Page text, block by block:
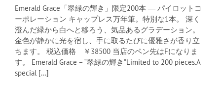
Emerald Grace「翠緑の輝き」限定200本 ― パイロットコ
ーポレーション キャップレス万年筆。特別な1本。 深く
澄んだ緑から白へと移ろう、気品あるグラデーション。
金色が静かに光を宿し、手に取るたびに優雅さが香り立
ちます。 税込価格 ￥38500 当店のペン先はFになりま
す。 Emerald Grace – “翠緑の輝き”Limited to 200 pieces.A
special [...]